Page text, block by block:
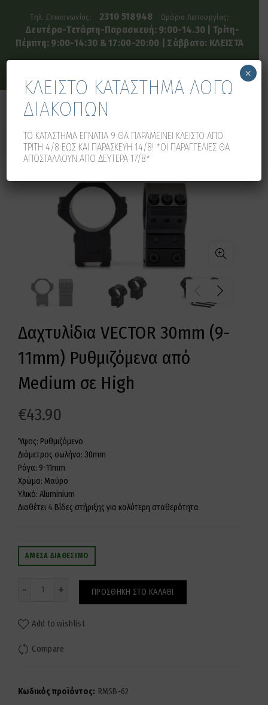
Τηλ. Επικοινωνίας: 2310 518948 Ωράριο Λειτουργίας:
Δευτέρα-Τετάρτη-Παρασκευή: 9:00-14.30 | Τρίτη-
Πέμπτη: 9:00-14:30 & 17:00-20:00 | Σάββατο: ΚΛΕΙΣΤΑ
Δαχτυλίδια VECTOR 30mm (9-
11mm) Ρυθμιζόμενα από
Medium σε High
€43.90
Ύψος: Ρυθμιζόμενο
Διάμετρος σωλήνα: 30mm
Ράγα: 9-11mm
Χρώμα: Μαύρο
Υλικό: Aluminium
Διαθέτει 4 Βίδες στήριξης για καλύτερη σταθερότητα
ΆΜΕΣΑ ΔΙΑΘΈΣΙΜΟ
ΠΡΟΣΘΉΚΗ ΣΤΟ ΚΑΛΆΘΙ
Add to wishlist
Compare
Κωδικός προϊόντος: RMSB-62
ΚΛΕΙΣΤΟ ΚΑΤΑΣΤΗΜΑ ΛΟΓΩ
ΔΙΑΚΟΠΩΝ
ΤΟ ΚΑΤΑΣΤΗΜΑ ΕΓΝΑΤΙΑ 9 ΘΑ ΠΑΡΑΜΕΙΝΕΙ ΚΛΕΙΣΤΟ ΑΠΟ
ΤΡΙΤΗ 4/8 ΕΩΣ ΚΑΙ ΠΑΡΑΣΚΕΥΗ 14/8! *ΟΙ ΠΑΡΑΓΓΕΛΙΕΣ ΘΑ
ΑΠΟΣΤΑΛΛΟΥΝ ΑΠΟ ΔΕΥΤΕΡΑ 17/8*
×